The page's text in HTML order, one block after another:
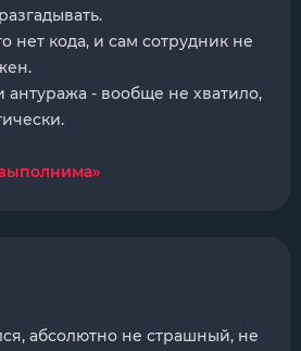
нет кода, и сам сотрудник не
- вообще не хватило,
абсолютно не страшный, не